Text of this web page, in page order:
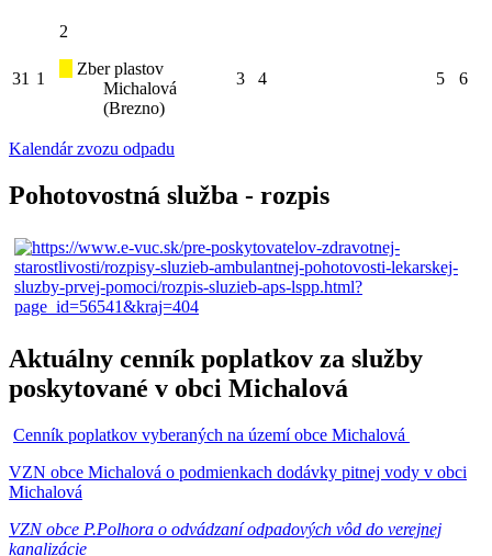
31 1
2
Zber plastov
Michalová
(Brezno)
3 4 5 6
Kalendár zvozu odpadu
Pohotovostná služba - rozpis
Aktuálny cenník poplatkov za služby
poskytované v obci Michalová
Cenník poplatkov vyberaných na území obce Michalová
VZN obce Michalová o podmienkach dodávky pitnej vody v obci
Michalová
VZN obce P.Polhora o odvádzaní odpadových vôd do verejnej
kanalizácie